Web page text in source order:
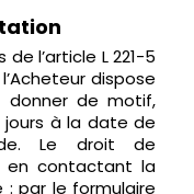
l’article L 221-5
dispose
de motif,
jours à la date de
Le droit de
en contactant la
par le formulaire